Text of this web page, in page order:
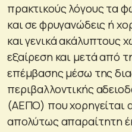
πρακτικούς λόγους τα
και σε φρυγανώδεις ή
και γενικά ακάλυπτους
εξαίρεση και μετά από
επέμβασης μέσω της
περιβαλλοντικής
(ΑΕΠΟ) που χορηγείται
απολύτως απαραίτητη